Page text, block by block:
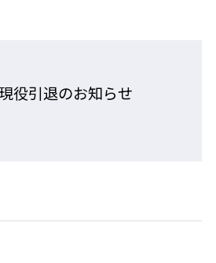
役引退のお知らせ